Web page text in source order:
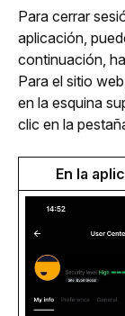
Para cerrar
aplicación,
continuación,
Para el sitio
en la esquina
clic en la
En la